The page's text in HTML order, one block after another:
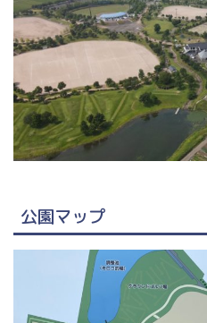
公園マップ